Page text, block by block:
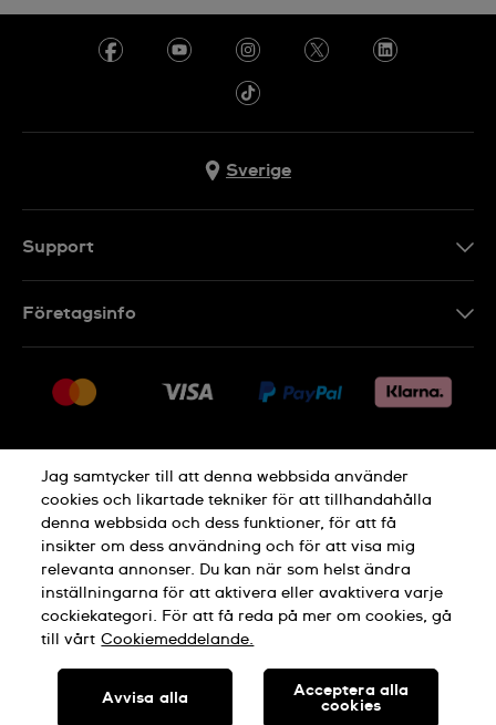
Sverige
Support
Returer
Försäljningsvillkor
Ångra köp
Företagsinfo
Jobs
Integritetspolicy Cookie Notice
Allmänna Villkor
TILLVERKAD I SCHWEIZ
Jag samtycker till att denna webbsida använder
cookies och likartade tekniker för att tillhandahålla
denna webbsida och dess funktioner, för att få
insikter om dess användning och för att visa mig
relevanta annonser. Du kan när som helst ändra
inställningarna för att aktivera eller avaktivera varje
cockiekategori. För att få reda på mer om cookies, gå
till vårt Cookiemeddelande.
Avvisa alla
Acceptera alla
cookies